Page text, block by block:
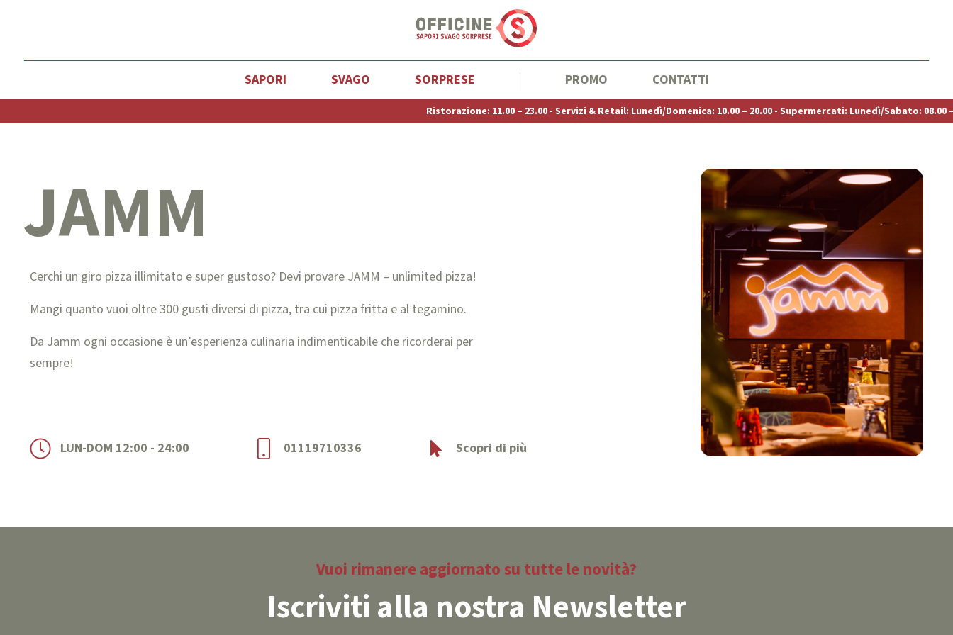
SAPORI SVAGO SORPRESE PROMO CONTATTI
Ristorazione: 11.00 – 23.00 - Servizi & Retail: Lunedì/Domenica: 10.00 – 20.00 - Supermercati: Lunedì/Sabato: 08.00 – 21.00 +
JAMM
Cerchi un giro pizza illimitato e super gustoso? Devi provare JAMM – unlimited pizza!
Mangi quanto vuoi oltre 300 gusti diversi di pizza, tra cui pizza fritta e al tegamino.
Da Jamm ogni occasione è un’esperienza culinaria indimenticabile che ricorderai per
sempre!
LUN-DOM 12:00 - 24:00 01119710336 Scopri di più
Vuoi rimanere aggiornato su tutte le novità?
Iscriviti alla nostra Newsletter